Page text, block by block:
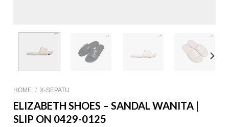
HOME / X-SEPATU
ELIZABETH SHOES – SANDAL WANITA |
SLIP ON 0429-0125